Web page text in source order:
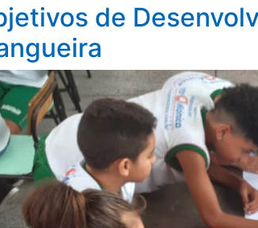
de